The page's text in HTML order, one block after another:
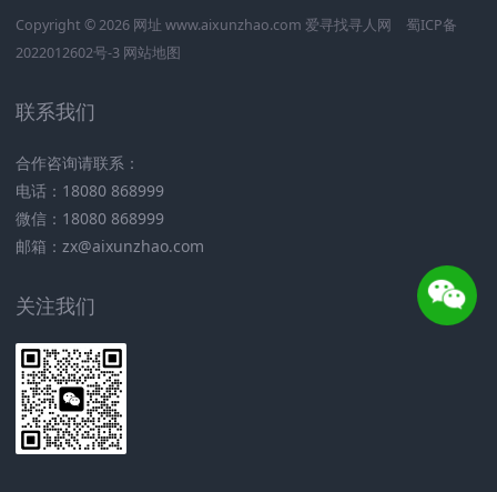
Copyright © 2026 网址 www.aixunzhao.com 爱寻找寻人网
蜀ICP备
2022012602号-3 网站地图
联系我们
合作咨询请联系：
电话：18080 868999
微信：18080 868999
邮箱：zx@aixunzhao.com
关注我们